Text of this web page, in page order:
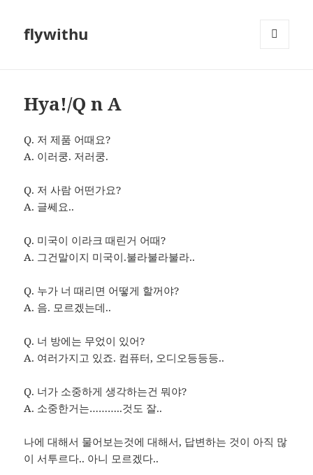
flywithu
Hya!/Q n A
Q. 저 제품 어때요?
A. 이러쿵. 저러쿵.
Q. 저 사람 어떤가요?
A. 글쎄요..
Q. 미국이 이라크 때린거 어때?
A. 그건말이지 미국이.불라불라불라..
Q. 누가 너 때리면 어떻게 할꺼야?
A. 음. 모르겠는데..
Q. 너 방에는 무었이 있어?
A. 여러가지고 있죠. 컴퓨터, 오디오등등등..
Q. 너가 소중하게 생각하는건 뭐야?
A. 소중한거는………..것도 잘..
나에 대해서 물어보는것에 대해서, 답변하는 것이 아직 많
이 서투르다.. 아니 모르겠다..